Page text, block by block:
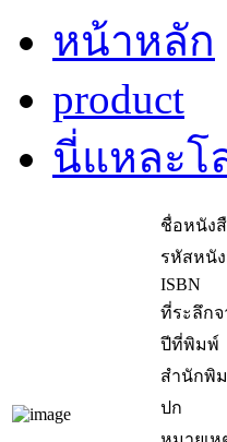
หน้าหลัก
product
นี่แหละโ
ชื่อหนัง
รหัสหนั
ISBN
ที่ระลึกจ
ปีที่พิมพ์
สำนักพิ
ปก